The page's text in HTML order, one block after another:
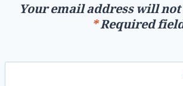
Your email address will
Required
*